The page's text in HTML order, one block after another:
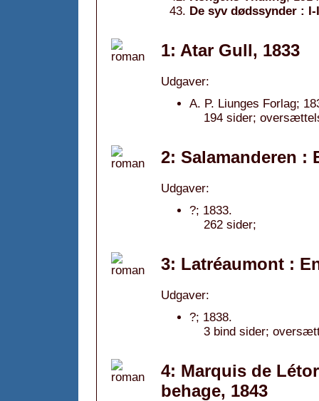
De syv dødssynder : I-
1: Atar Gull, 1833
Udgaver:
A. P. Liunges Forlag;
194 sider;
2: Salamanderen :
Udgaver:
?; 1833.
262 sider;
3: Latréaumont :
Udgaver:
?; 1838.
3 bind sider;
4: Marquis de
behage, 1843